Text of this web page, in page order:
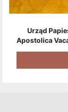
Urząd
Apostolica
Pawła II Do
Naklejek +